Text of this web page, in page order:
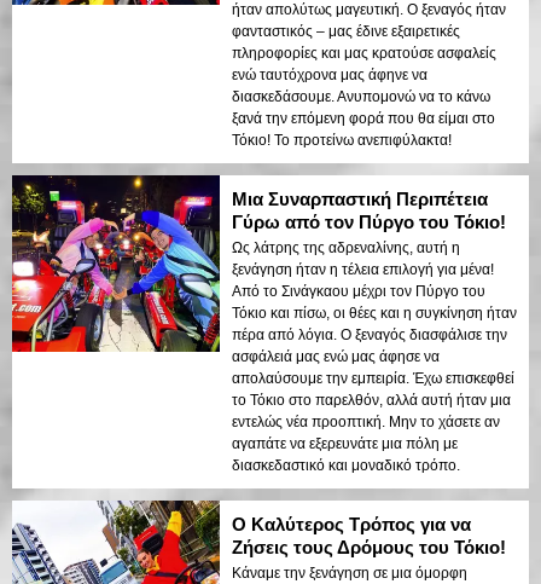
ήταν απολύτως μαγευτική. Ο ξεναγός ήταν
φανταστικός – μας έδινε εξαιρετικές
πληροφορίες και μας κρατούσε ασφαλείς
ενώ ταυτόχρονα μας άφηνε να
διασκεδάσουμε. Ανυπομονώ να το κάνω
ξανά την επόμενη φορά που θα είμαι στο
Τόκιο! Το προτείνω ανεπιφύλακτα!
Μια Συναρπαστική Περιπέτεια
Γύρω από τον Πύργο του Τόκιο!
Ως λάτρης της αδρεναλίνης, αυτή η
ξενάγηση ήταν η τέλεια επιλογή για μένα!
Από το Σινάγκαου μέχρι τον Πύργο του
Τόκιο και πίσω, οι θέες και η συγκίνηση ήταν
πέρα από λόγια. Ο ξεναγός διασφάλισε την
ασφάλειά μας ενώ μας άφησε να
απολαύσουμε την εμπειρία. Έχω επισκεφθεί
το Τόκιο στο παρελθόν, αλλά αυτή ήταν μια
εντελώς νέα προοπτική. Μην το χάσετε αν
αγαπάτε να εξερευνάτε μια πόλη με
διασκεδαστικό και μοναδικό τρόπο.
Ο Καλύτερος Τρόπος για να
Ζήσεις τους Δρόμους του Τόκιο!
Κάναμε την ξενάγηση σε μια όμορφη